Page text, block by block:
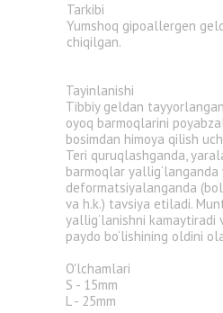
Tibbiy geldan
oyoq barmoqlarini
bosimdan himoya qilish
Teri quruqlashganda,
barmoqlar yallig‘langanda
deformatsiyalanganda
va h.k.) tavsiya etiladi.
yallig‘lanishni kamaytiradi
paydo bo‘lishining oldini
Yumshoq gipoallergen
chiqilgan.
Tarkibi
Tayinlanishi
O'lchamlari
S - 15mm
L - 25mm